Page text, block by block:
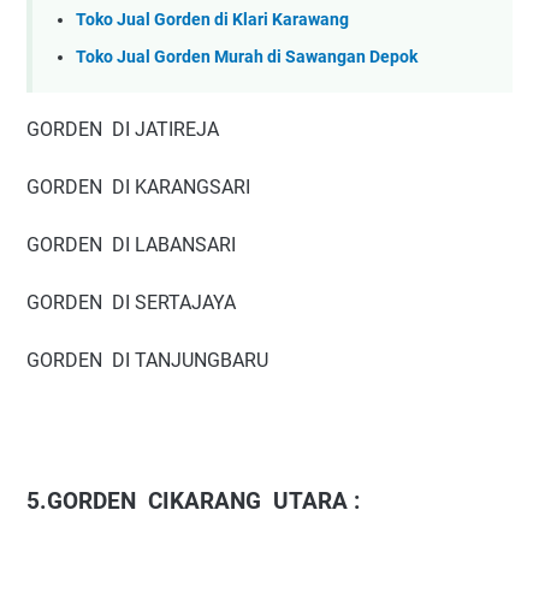
Toko Jual Gorden di Klari Karawang
Toko Jual Gorden Murah di Sawangan Depok
GORDEN DI JATIREJA
GORDEN DI KARANGSARI
GORDEN DI LABANSARI
GORDEN DI SERTAJAYA
GORDEN DI TANJUNGBARU
5.GORDEN CIKARANG UTARA :